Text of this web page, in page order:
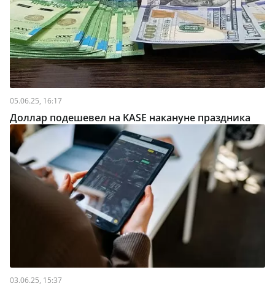
05.06.25, 16:17
Доллар подешевел на KASE накануне праздника
03.06.25, 15:37